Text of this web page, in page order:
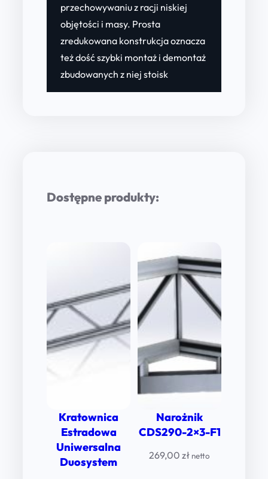
przechowywaniu z racji niskiej
objętości i masy. Prosta
zredukowana konstrukcja oznacza
też dość szybki montaż i demontaż
zbudowanych z niej stoisk
Dostępne produkty:
Kratownica
Estradowa
Uniwersalna
Duosystem
Narożnik
CDS290-2×3-F1
269,00 zł netto